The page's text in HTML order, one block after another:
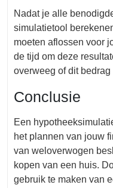
Nadat je alle
simulatietool
moeten aflossen voor
de tijd om deze
overweeg of dit
Conclusie
Een
het plannen van jouw
van weloverwogen
kopen van een huis.
gebruik te maken van